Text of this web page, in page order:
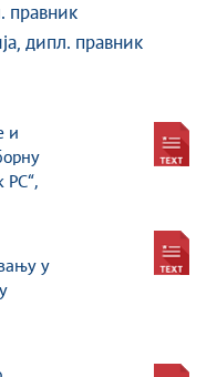
правник
дипл. правник
и
РС“,
у